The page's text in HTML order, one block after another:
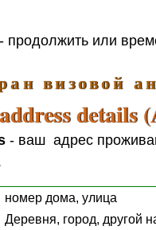
продолжить или
визовой
details
- ваш адрес
номер дома, улица
Деревня, город, другой